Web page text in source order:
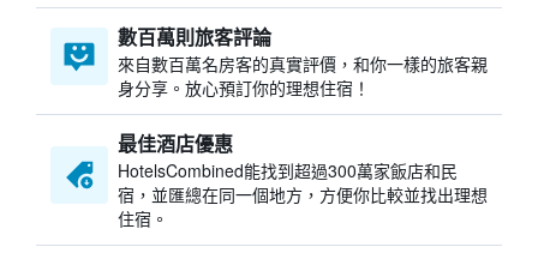
數百萬則旅客評論
來自數百萬名房客的真實評價，和你一樣的旅客親
身分享。放心預訂你的理想住宿！
最佳酒店優惠
HotelsCombined​能找到超過300萬家飯店和民
宿，並匯總在同一個地方，方便你比較並找出理想
住宿。